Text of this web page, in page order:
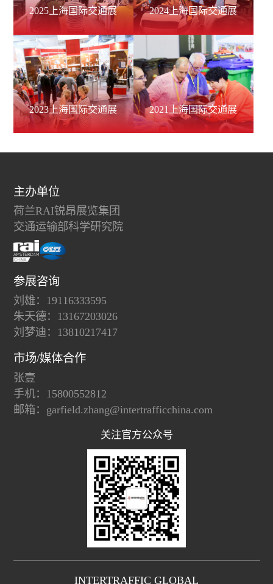
2025上海国际交通展 2024上海国际交通展
2023上海国际交通展 2021上海国际交通展
主办单位
荷兰RAI锐昂展览集团
交通运输部科学研究院
参展咨询
刘雄：19116333595
朱天德：13167203026
刘梦迪：13810217417
市场/媒体合作
张壹
手机：15800552812
邮箱：garfield.zhang@intertrafficchina.com
关注官方公众号
INTERTRAFFIC GLOBAL